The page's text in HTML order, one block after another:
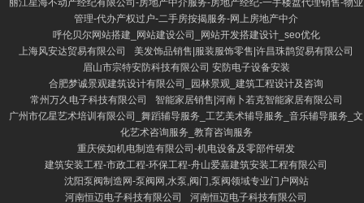
丽江星海不动产经纪有限公司-房地产中介服务-房地产经纪-一手楼盘代理销售-物业
管理-代办产权过户-二手房按揭服务-网上房地产中介
呼伦贝尔网站搭建_网站建设公司_网站开发搭建设计_seo优化
上海风安达贸易有限公司
美发饰品销售|服装服饰零售|许昌珠鹊贸易有限公司
眉山市宗特安防科技有限公司 安防电子设备安装
合肥梦诚景观建筑设计有限公司_园林景观_建筑工程设计及咨询
常州万久电子科技有限公司
智能家居销售|河南卜若克智能家居有限公司
广州市亿星艺术培训有限公司_舞蹈辅导服务_工艺美术辅导服务_音乐辅导服务_文
化艺术咨询服务_教育咨询服务
重庆侯如机电制造有限公司-机电设备及零部件研发
建筑安装工程-市政工程-环保工程-舟山爱嘉建筑安装工程有限公司
沈阳泵阀制造网-泵阀网,水泵,阀门,泵阀领域专业门户网站
河南恒迈电子科技有限公司
河南恒迈电子科技有限公司